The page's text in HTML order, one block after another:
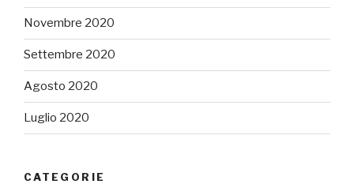
Novembre 2020
Settembre 2020
Agosto 2020
Luglio 2020
CATEGORIE